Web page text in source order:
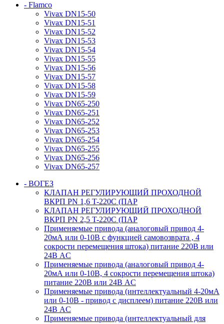
- Flamco
Vivax DN15-50
Vivax DN15-51
Vivax DN15-52
Vivax DN15-53
Vivax DN15-54
Vivax DN15-55
Vivax DN15-56
Vivax DN15-57
Vivax DN15-58
Vivax DN15-59
Vivax DN65-250
Vivax DN65-251
Vivax DN65-252
Vivax DN65-253
Vivax DN65-254
Vivax DN65-255
Vivax DN65-256
Vivax DN65-257
- ВОГЕЗ
КЛАПАН РЕГУЛИРУЮЩИЙ ПРОХОДНОЙ
ВКРП PN 1,6 T-220C (ПАР
КЛАПАН РЕГУЛИРУЮЩИЙ ПРОХОДНОЙ
ВКРП PN 2,5 T-220C (ПАР
Применяемые привода (аналоговый привод 4-
20мА или 0-10В с функцией самовозврата , 4
сокрости перемещения штока) питание 220В или
24В AC
Применяемые привода (аналоговый привод 4-
20мА или 0-10В, 4 сокрости перемещения штока)
питание 220В или 24В AC
Применяемые привода (интеллектуальный 4-20мА
или 0-10В - привод с дисплеем) питание 220В или
24В AC
Применяемые привода (интеллектуальный для